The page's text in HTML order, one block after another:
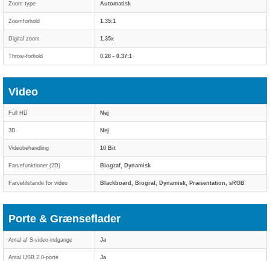
Zoom type Automatisk
Zoomforhold 1.35:1
Digital zoom 1,35x
Throw-forhold 0.28 - 0.37:1
Video
Full HD Nej
3D Nej
Videobehandling 10 Bit
Farvefunktioner (2D) Biograf, Dynamisk
Farvetilstande for video Blackboard, Biograf, Dynamisk, Præsentation, sRGB
Porte & Grænseflader
Antal af S-video-indgange Ja
Antal USB 2.0-porte Ja